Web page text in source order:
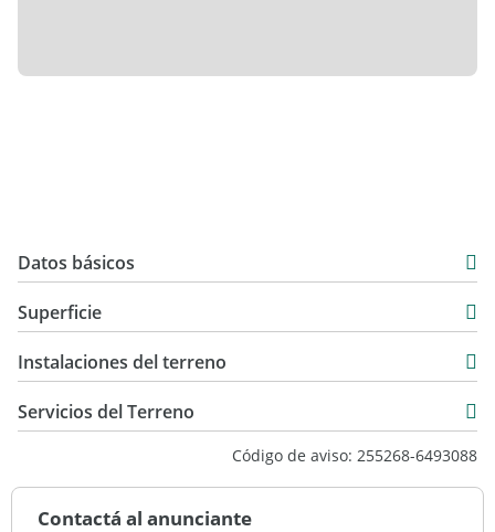
Datos básicos
Superficie
Instalaciones del terreno
Servicios del Terreno
Código de aviso: 255268-6493088
Contactá al anunciante